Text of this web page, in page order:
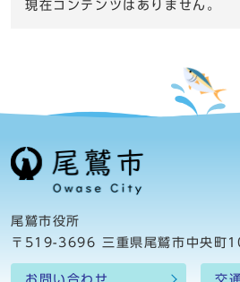
現在コンテンツはありません。
尾鷲市役所
〒519-3696 三重県尾鷲市中央町
お問い合わせ 交